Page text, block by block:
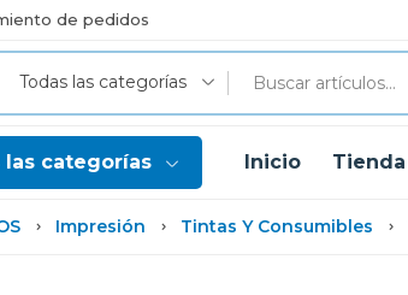
de pedidos
Todas las categorías
las categorías Inicio Tienda
Impresión Tintas Y Consumibles